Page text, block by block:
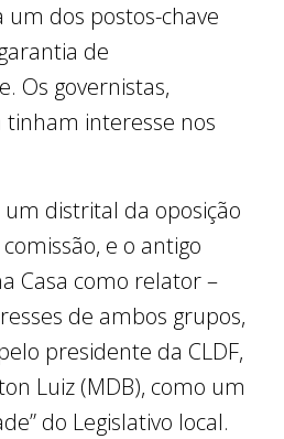
um dos postos-chave
de
Os governistas,
interesse nos
distrital da oposição
e o antigo
Casa como relator –
de ambos grupos,
presidente da CLDF,
Luiz (MDB), como um
do Legislativo local.